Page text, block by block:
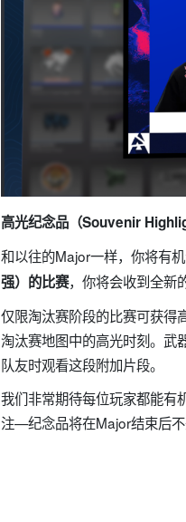
高光纪念品（Souvenir
和以往的Major一样，你将有
强）的比赛，你将会收到全新
仅限淘汰赛阶段的比赛可获得
淘汰赛地图中的高光时刻。武
队友时观看这段附加片段。
我们非常期待每位玩家都能有
注—纪念品将在Major结束后不